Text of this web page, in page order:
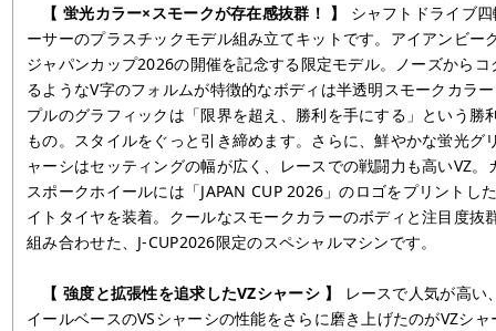
【 蛍光カラー×スモークが存在感抜群！ 】 シャフトドライブ
ーサーのプラスチックモデル組み立てキットです。アイアンビー
ジャパンカップ2026の開催を記念する限定モデル。ノーズから
るようなV字のフォルムが特徴的なボディは半透明スモークカラ
プルのグラフィックは「限界を超え、勝利を手にする」という勝
もの。スタイルをぐっと引き締めます。さらに、鮮やかな蛍光グ
ャーシはセッティングの幅が広く、レースでの戦闘力も高いVZ
スポークホイールには「JAPAN CUP 2026」のロゴをプリントし
イトタイヤを装着。クールなスモークカラーのボディと注目度抜
組み合わせた、J-CUP2026限定のスペシャルマシンです。
【 強度と拡張性を追求したVZシャーシ 】
レースで人気が高い
イールベースのVSシャーシの性能をさらに磨き上げたのがVZシ